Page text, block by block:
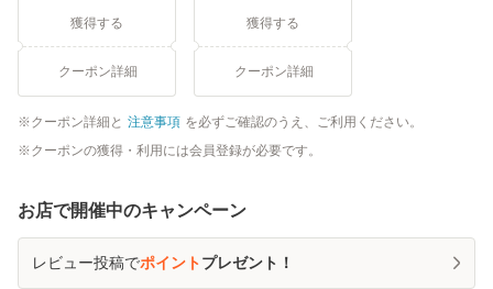
獲得する
クーポン詳細
獲得する
クーポン詳細
クーポン詳細と 注意事項 を必ずご確認のうえ、ご利用ください。
クーポンの獲得・利用には会員登録が必要です。
お店で開催中のキャンペーン
レビュー投稿でポイントプレゼント！